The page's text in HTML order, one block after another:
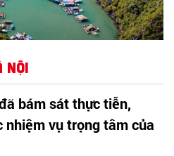
Nội
bám sát thực tiễn,
nhiệm vụ trọng tâm của